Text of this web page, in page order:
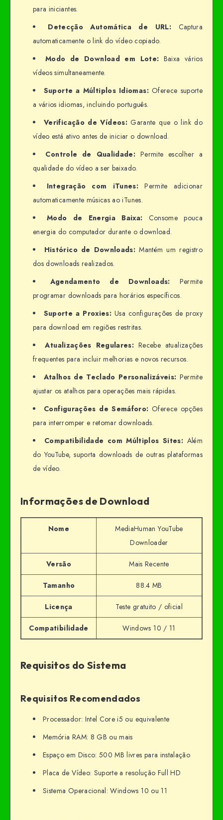
para iniciantes.
Detecção Automática de URL: Captura
automaticamente o link do vídeo copiado.
Modo de Download em Lote: Baixa vários
vídeos simultaneamente.
Suporte a Múltiplos Idiomas:Oferece suporte
a vários idiomas, incluindo português.
Verificação de Vídeos:Garante que o link do
vídeo está ativo antes de iniciar o download.
Controle de Qualidade: Permite escolher a
qualidade do vídeo a ser baixado.
Integração com iTunes: Permite adicionar
automaticamente músicas ao iTunes.
Modo de Energia Baixa: Consome pouca
energia do computador durante o download.
Histórico de Downloads: Mantém um registro
dos downloads realizados.
Agendamento de Downloads: Permite
programar downloads para horários específicos.
Suporte a Proxies: Usa configurações de proxy
para download em regiões restritas.
Atualizações Regulares: Recebe atualizações
frequentes para incluir melhorias e novos recursos.
Atalhos de Teclado Personalizáveis: Permite
ajustar os atalhos para operações mais rápidas.
Configurações de Semáforo: Oferece opções
para interromper e retomar downloads.
Compatibilidade com Múltiplos Sites: Além
do YouTube, suporta downloads de outras plataformas
de vídeo.
Informações de Download
Nome
MediaHuman YouTube
Downloader
Versão Mais Recente
Tamanho 88.4 MB
Licença Teste gratuito / oficial
Compatibilidade Windows 10 / 11
Requisitos do Sistema
Requisitos Recomendados
Processador: Intel Core i5 ou equivalente
Memória RAM: 8 GB ou mais
Espaço em Disco: 500 MB livres para instalação
Placa de Vídeo: Suporte a resolução Full HD
Sistema Operacional: Windows 10 ou 11